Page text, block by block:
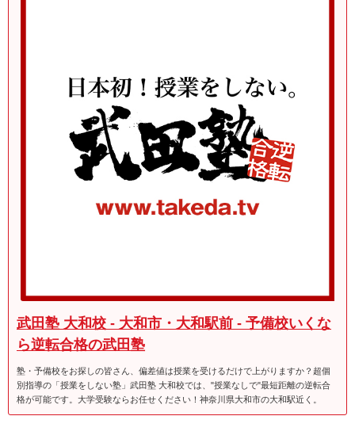
武田塾 大和校 - 大和市・大和駅前 - 予備校いくな
ら逆転合格の武田塾
塾・予備校をお探しの皆さん、偏差値は授業を受けるだけで上がりますか？超個
別指導の「授業をしない塾」武田塾 大和校では、"授業なしで"最短距離の逆転合
格が可能です。大学受験ならお任せください！神奈川県大和市の大和駅近く。